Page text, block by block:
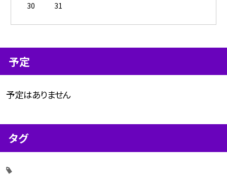
30
31
予定
予定はありません
タグ